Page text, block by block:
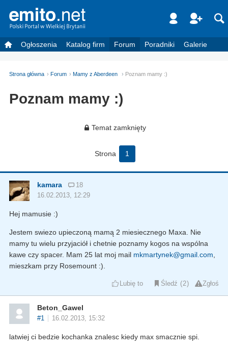
Ogłoszenia Katalog firm Forum Poradniki Galerie
Strona główna Forum Mamy z Aberdeen Poznam mamy :)
Poznam mamy :)
Temat zamknięty
Strona 1
kamara
18
16.02.2013, 12:29
Hej mamusie :)
Jestem swiezo upieczoną mamą 2 miesiecznego Maxa. Nie
mamy tu wielu przyjaciół i chetnie poznamy kogos na wspólna
kawe czy spacer. Mam 25 lat moj mail mkmartynek@gmail.com
mieszkam przy Rosemount :).
Lubię to Śledź 2 Zgłoś
Beton_Gawel
#1 16.02.2013, 15:32
latwiej ci bedzie kochanka znalesc kiedy max smacznie spi.